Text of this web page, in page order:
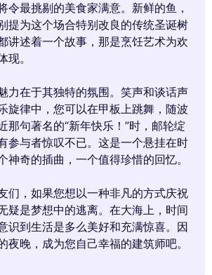
令最挑剔的美食家满意。新鲜的鱼，
提为这个场合特别改良的传统圣诞树
讲述着一个故事，那是烹饪艺术为欢
现。
力在于其独特的氛围。笑声和谈话声
旋律中，您可以在甲板上跳舞，随波
那句著名的“新年快乐！”时，邮轮绽
参与者惊叹不已。这是一个悬挂在时
神奇的插曲，一个值得珍惜的回忆。
们，如果您想以一种非凡的方式庆祝
疑是梦想中的逃离。在大海上，时间
识到生活是多么美好和充满惊喜。因
夜晚，成为您自己幸福的建筑师吧。